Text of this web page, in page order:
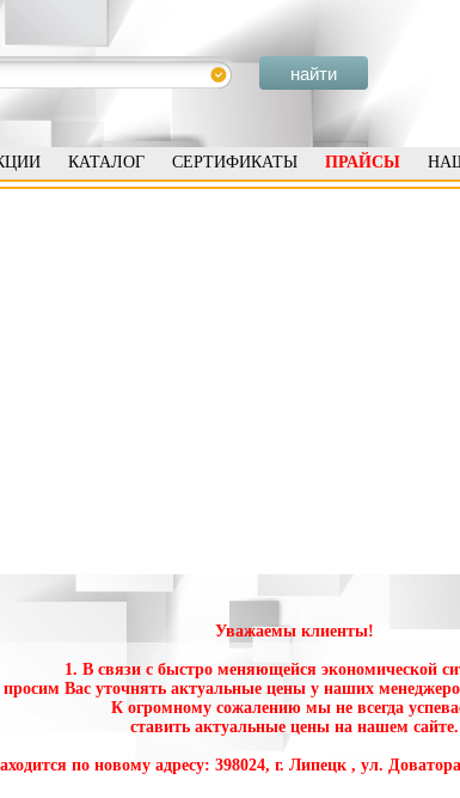
КАТАЛОГ СЕРТИФИКАТЫ ПРАЙСЫ
Уважаемы клиенты!
1. В связи с быстро меняющейся экономической
просим Вас уточнять актуальные цены у наших
К огромному сожалению мы не всегда
ставить актуальные цены на нашем сайте.
по новому адресу: 398024, г. Липецк , ул.